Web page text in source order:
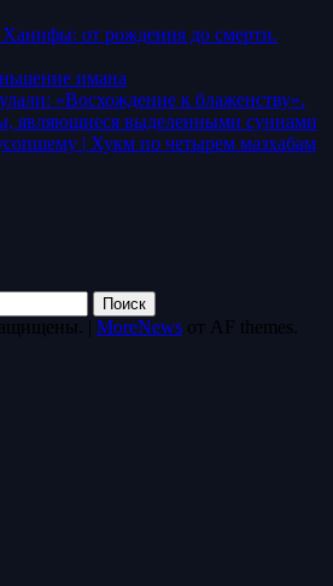
от рождения до смерти.
имана
«Восхождение к блаженству».
являющиеся выделенными суннами
| Хукм по четырем мазхабам
| MoreNews от AF themes.